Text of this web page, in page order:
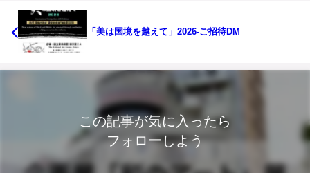
「美は国境を越えて」2026-ご招待DM
この記事が気に入ったら
フォローしよう